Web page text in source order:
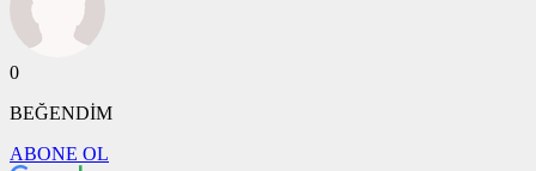
0
BEĞENDİM
ABONE OL